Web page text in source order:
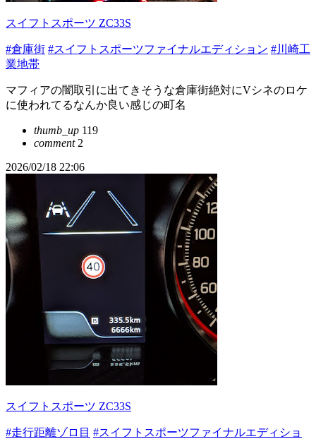
スイフトスポーツ ZC33S
#倉庫街 #スイフトスポーツファイナルエディション #川崎工
業地帯
マフィアの闇取引に出てきそうな倉庫街絶対にVシネのロケ
に使われてるなんか良い感じの町名
thumb_up 119
comment2
2026/02/18 22:06
スイフトスポーツ ZC33S
#走行距離ゾロ目 #スイフトスポーツファイナルエディショ